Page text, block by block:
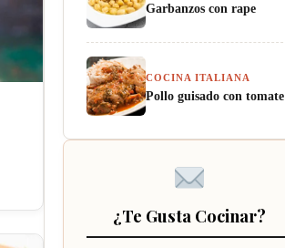
Garbanzos con rape
COCINA ITALIANA
Pollo guisado con tomate
¿Te Gusta Cocinar?